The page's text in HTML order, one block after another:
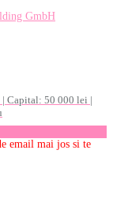
GmbH
| Capital: 50 000 lei |
email mai jos si te